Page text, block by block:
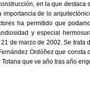
en la que destaca
de lo
ha permitido que
y especial
de marzo de 2002. Se trata
Ordóñez que consta
que ve año tras año